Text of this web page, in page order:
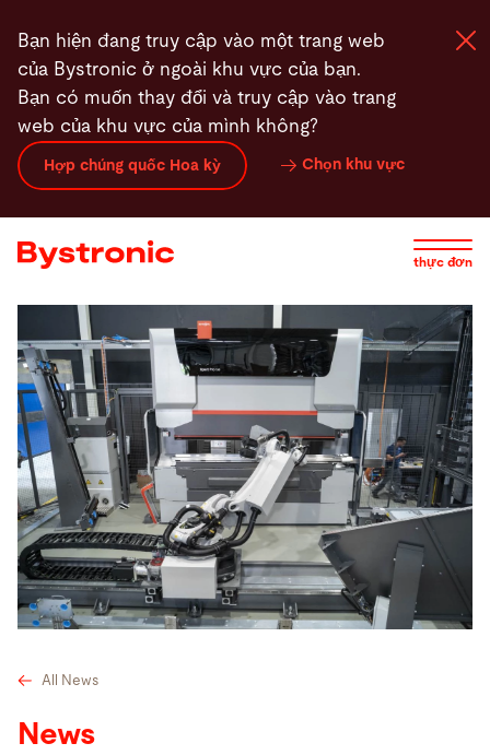
đến
nội
dung
Bạn hiện đang truy cập vào một trang web
của Bystronic ở ngoài khu vực của bạn.
Bạn có muốn thay đổi và truy cập vào trang
web của khu vực của mình không?
Hợp chúng quốc Hoa kỳ Chọn khu vực
thực đơn
Máy và phần mềm
Dịch vụ
Phòng tin tức
Công ty
Tìm kiếm
Bôlivia · VietnameseTiếp xúc myBystronic
All News
News